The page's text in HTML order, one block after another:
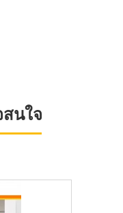
นใจ